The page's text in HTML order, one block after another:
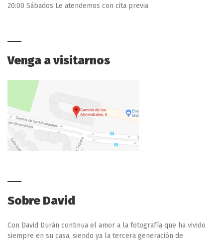
20:00 Sábados Le atendemos con cita previa
Venga a visitarnos
Sobre David
Con David Durán continua el amor a la fotografía que ha vivido
siempre en su casa, siendo ya la tercera generación de